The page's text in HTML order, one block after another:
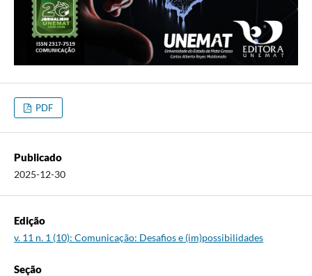
PDF
Publicado
2025-12-30
Edição
v. 11 n. 1 (10): Comunicação: Desafios e (im)possibilidades
Seção